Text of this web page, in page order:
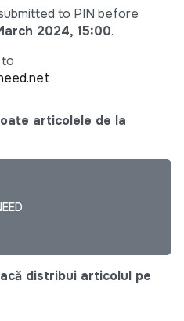
to PIN before
2024, 15:00.
articolele de la
distribui articolul pe